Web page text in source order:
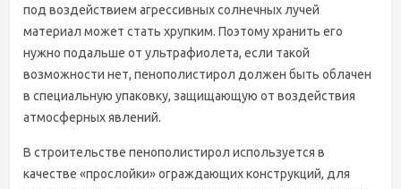
под воздействием агрессивных солнечных лучей
материал может стать хрупким. Поэтому хранить его
нужно подальше от ультрафиолета, если такой
возможности нет, пенополистирол должен быть облачен
в специальную упаковку, защищающую от воздействия
атмосферных явлений.
В строительстве пенополистирол используется в
качестве «прослойки» ограждающих конструкций, для